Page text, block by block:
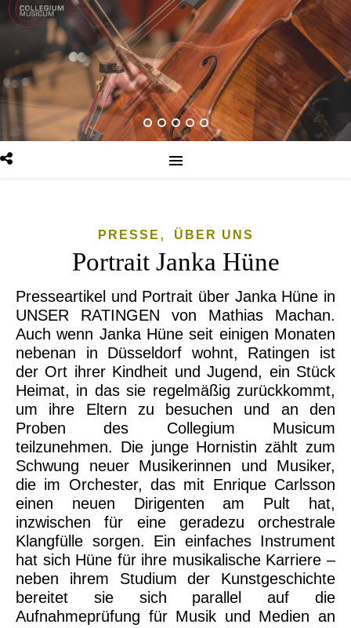
PRESSE , ÜBER UNS
Portrait Janka Hüne
Presseartikel und Portrait über Janka Hüne in
UNSER RATINGEN von Mathias Machan.
Auch wenn Janka Hüne seit einigen Monaten
nebenan in Düsseldorf wohnt, Ratingen ist
der Ort ihrer Kindheit und Jugend, ein Stück
Heimat, in das sie regelmäßig zurückkommt,
um ihre Eltern zu besuchen und an den
Proben des Collegium Musicum
teilzunehmen. Die junge Hornistin zählt zum
Schwung neuer Musikerinnen und Musiker,
die im Orchester, das mit Enrique Carlsson
einen neuen Dirigenten am Pult hat,
inzwischen für eine geradezu orchestrale
Klangfülle sorgen. Ein einfaches Instrument
hat sich Hüne für ihre musikalische Karriere –
neben ihrem Studium der Kunstgeschichte
bereitet sie sich parallel auf die
Aufnahmeprüfung für Musik und Medien an